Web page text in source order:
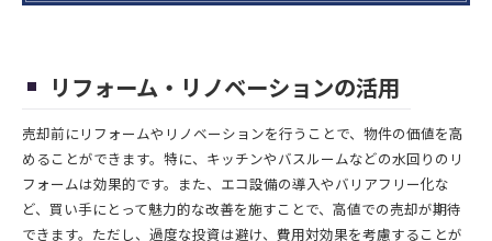
リフォーム・リノベーションの活用
売却前にリフォームやリノベーションを行うことで、物件の価値を高
めることができます。特に、キッチンやバスルームなどの水回りのリ
フォームは効果的です。また、エコ設備の導入やバリアフリー化な
ど、買い手にとって魅力的な改善を施すことで、高値での売却が期待
できます。ただし、過度な投資は避け、費用対効果を考慮することが